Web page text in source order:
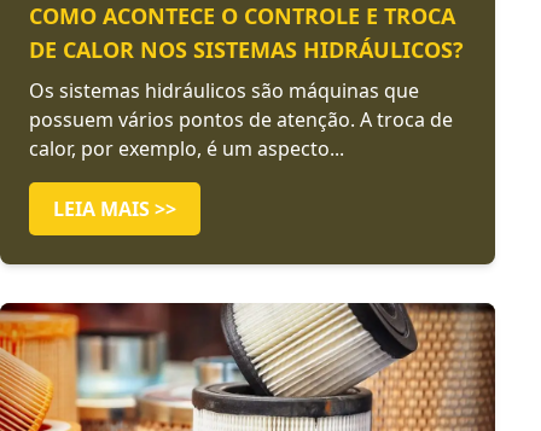
COMO ACONTECE O CONTROLE E TROCA
DE CALOR NOS SISTEMAS HIDRÁULICOS?
Os sistemas hidráulicos são máquinas que
possuem vários pontos de atenção. A troca de
calor, por exemplo, é um aspecto...
LEIA MAIS >>